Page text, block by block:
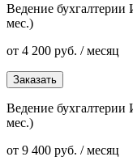
Ведение
мес.)
от 4 200 руб. / месяц
Заказать
Ведение
мес.)
от 9 400 руб. / месяц